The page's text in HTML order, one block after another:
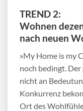
TREND 2:
Wohnen
nach neuen
»My Home is my
noch bedingt.
nicht an
Konkurrenz
Ort des